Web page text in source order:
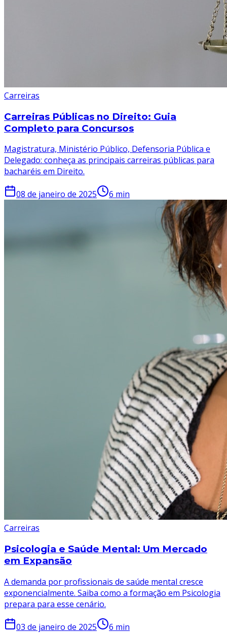
Carreiras
Carreiras Públicas no Direito: Guia
Completo para Concursos
Magistratura, Ministério Público, Defensoria Pública e
Delegado: conheça as principais carreiras públicas para
bacharéis em Direito.
08 de janeiro de 2025 6 min
Carreiras
Psicologia e Saúde Mental: Um Mercado
em Expansão
A demanda por profissionais de saúde mental cresce
exponencialmente. Saiba como a formação em Psicologia
prepara para esse cenário.
03 de janeiro de 2025 6 min